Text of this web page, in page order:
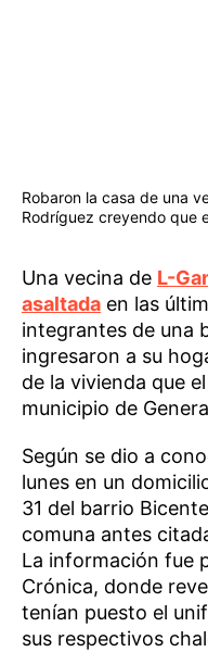
Robaron la casa de una
Rodríguez creyendo que
Una vecina de L-
asaltada en las
integrantes de una
ingresaron a su
de la vivienda que
municipio de
Según se dio a
lunes en un
31 del barrio
comuna antes
La información fue
Crónica, donde
tenían puesto el
sus respectivos